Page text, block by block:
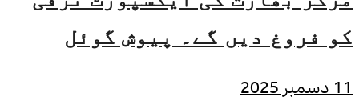
کو فروغ دیں گے۔ پیوش گوئل
11 دسمبر 2025